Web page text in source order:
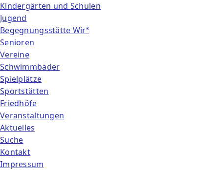
Kindergärten und Schulen
Jugend
Begegnungsstätte Wir³
Senioren
Vereine
Schwimmbäder
Spielplätze
Sportstätten
Friedhöfe
Veranstaltungen
Aktuelles
Suche
Kontakt
Impressum